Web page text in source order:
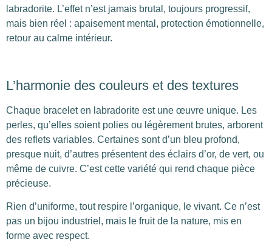
labradorite. L’effet n’est jamais brutal, toujours progressif,
mais bien réel : apaisement mental, protection émotionnelle,
retour au calme intérieur.
L’harmonie des couleurs et des textures
Chaque bracelet en labradorite est une œuvre unique. Les
perles, qu’elles soient polies ou légèrement brutes, arborent
des reflets variables. Certaines sont d’un bleu profond,
presque nuit, d’autres présentent des éclairs d’or, de vert, ou
même de cuivre. C’est cette variété qui rend chaque pièce
précieuse.
Rien d’uniforme, tout respire l’organique, le vivant. Ce n’est
pas un bijou industriel, mais le fruit de la nature, mis en
forme avec respect.